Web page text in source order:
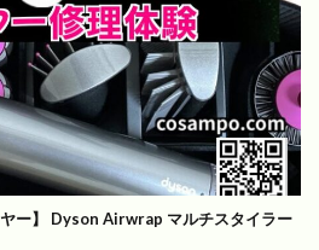
ー】 Dyson Airwrap マルチスタイラー